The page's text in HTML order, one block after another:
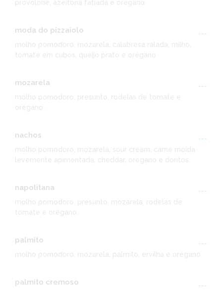
moda do pizzaiolo
---
molho pomodoro, mozarela, calabresa ralada, milho,
tomate em cubos, queijo prato e orégano.
mozarela
---
nachos
---
molho pomodoro, mozarela, sour cream, carne moída
levemente apimentada, cheddar, orégano e doritos.
napolitana
---
palmito
---
palmito cremoso
---